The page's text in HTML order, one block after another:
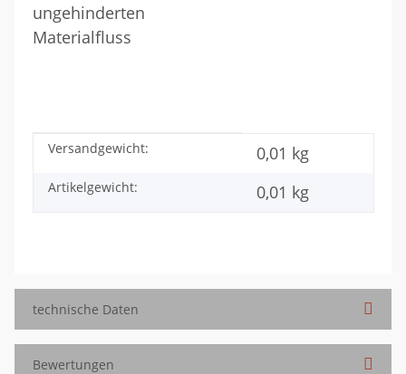
ungehinderten
Materialfluss
Produkteigenschaft
Wert
Versandgewicht: 0,01 kg
Artikelgewicht: 0,01 kg
technische Daten
Bewertungen